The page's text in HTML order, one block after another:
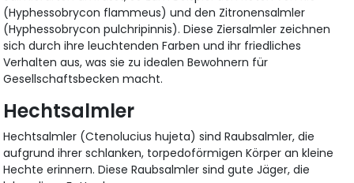
(Hyphessobrycon flammeus) und den Zitronensalmler
(Hyphessobrycon pulchripinnis). Diese Ziersalmler zeichnen
sich durch ihre leuchtenden Farben und ihr friedliches
Verhalten aus, was sie zu idealen Bewohnern für
Gesellschaftsbecken macht.
Hechtsalmler
Hechtsalmler (Ctenolucius hujeta) sind Raubsalmler, die
aufgrund ihrer schlanken, torpedoförmigen Körper an kleine
Hechte erinnern. Diese Raubsalmler sind gute Jäger, die